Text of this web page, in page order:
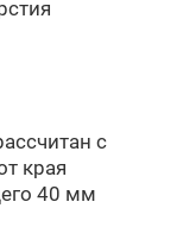
с
края
40 мм